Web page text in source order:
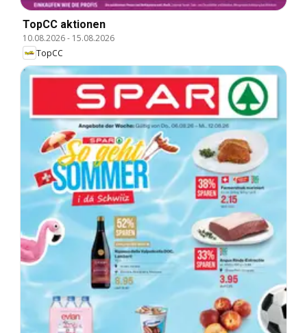
TopCC aktionen
10.08.2026- 15.08.2026
TopCC